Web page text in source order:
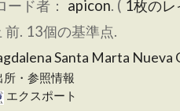
ード者： apicon. ( 1枚の
前. 13個の基準点.
Santa Marta Nueva
所・参照情報
エクスポート